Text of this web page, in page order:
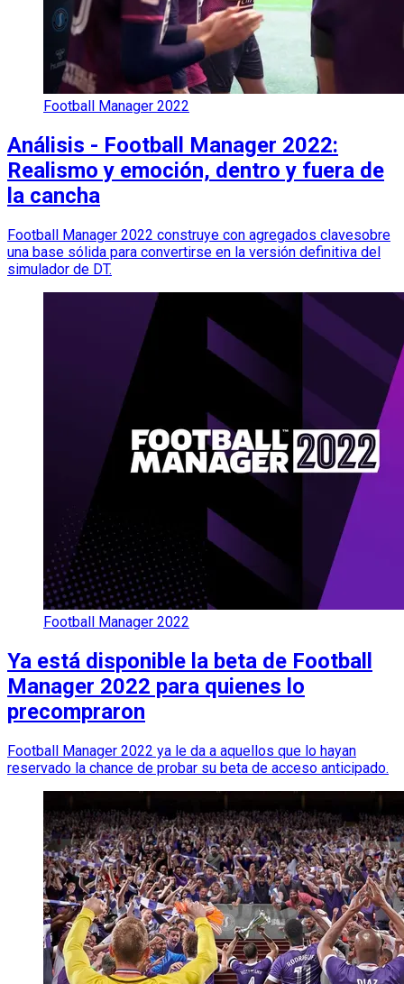
Football Manager 2022
Análisis - Football Manager 2022:
Realismo y emoción, dentro y fuera de
la cancha
Football Manager 2022 construye con agregados clavesobre
una base sólida para convertirse en la versión definitiva del
simulador de DT.
Football Manager 2022
Ya está disponible la beta de Football
Manager 2022 para quienes lo
precompraron
Football Manager 2022 ya le da a aquellos que lo hayan
reservado la chance de probar su beta de acceso anticipado.